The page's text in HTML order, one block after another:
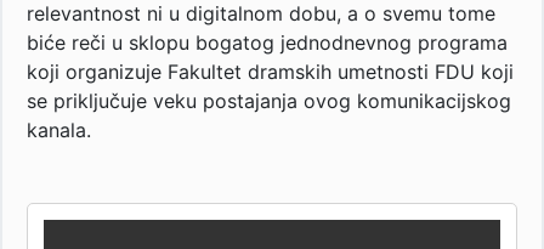
relevantnost ni u digitalnom dobu, a o svemu tome
biće reči u sklopu bogatog jednodnevnog programa
koji organizuje Fakultet dramskih umetnosti FDU koji
se priključuje veku postajanja ovog komunikacijskog
kanala.